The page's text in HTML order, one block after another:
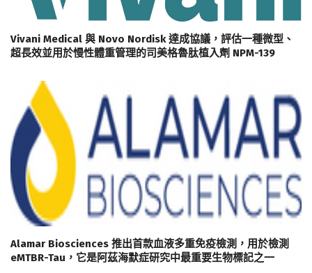
Vivani Medical 與 Novo Nordisk 達成協議，評估一種微型、
超長效並用於慢性體重管理的司美格魯肽植入劑 NPM-139
Alamar Biosciences 推出首款血液多重免疫檢測，用於檢測
eMTBR-Tau，它是阿茲海默症研究中最重要生物標記之一